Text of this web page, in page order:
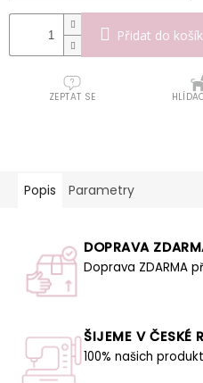
Přidat do
ZEPTAT SE
Popis Parametry
DOPRAVA
Doprava ZDARMA
ŠIJEME V ČESKÉ
100% našich